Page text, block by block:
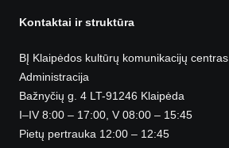
Kontaktai ir struktūra
BĮ Klaipėdos kultūrų komunikacijų centras
Administracija
Bažnyčių g. 4 LT-91246 Klaipėda
I–IV 8:00 – 17:00, V 08:00 – 15:45
Pietų pertrauka 12:00 – 12:45